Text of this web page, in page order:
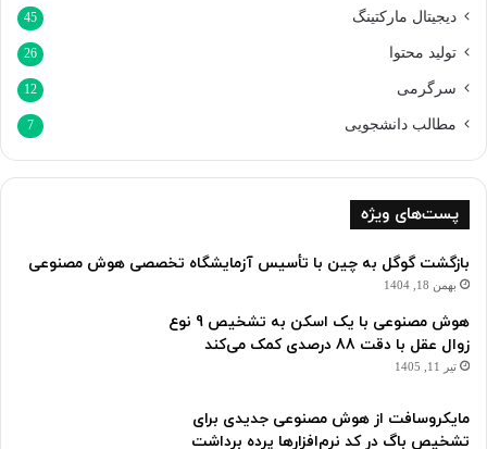
دیجیتال مارکتینگ 45
تولید محتوا 26
سرگرمی 12
مطالب دانشجویی 7
پست‌های ویژه
بازگشت گوگل به چین با تأسیس آزمایشگاه تخصصی هوش مصنوعی
بهمن 18, 1404
هوش مصنوعی با یک اسکن به تشخیص 9 نوع
زوال عقل با دقت 88 درصدی کمک می‌کند
تیر 11, 1405
مایکروسافت از هوش مصنوعی جدیدی برای
تشخیص باگ در کد نرم‌افزارها پرده برداشت